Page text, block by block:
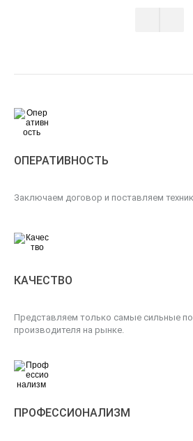
ОПЕРАТИВНОСТЬ
Заключаем договор и поставляем
КАЧЕСТВО
Представляем только самые сильные
производителя на рынке.
ПРОФЕССИОНАЛИЗМ